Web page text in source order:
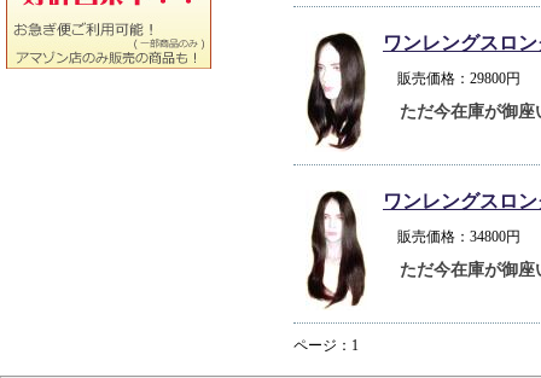
ワンレングスロ
販売価格：29800
ただ今在庫が御座
ワンレングスロ
販売価格：34800
ただ今在庫が御座
ページ：1